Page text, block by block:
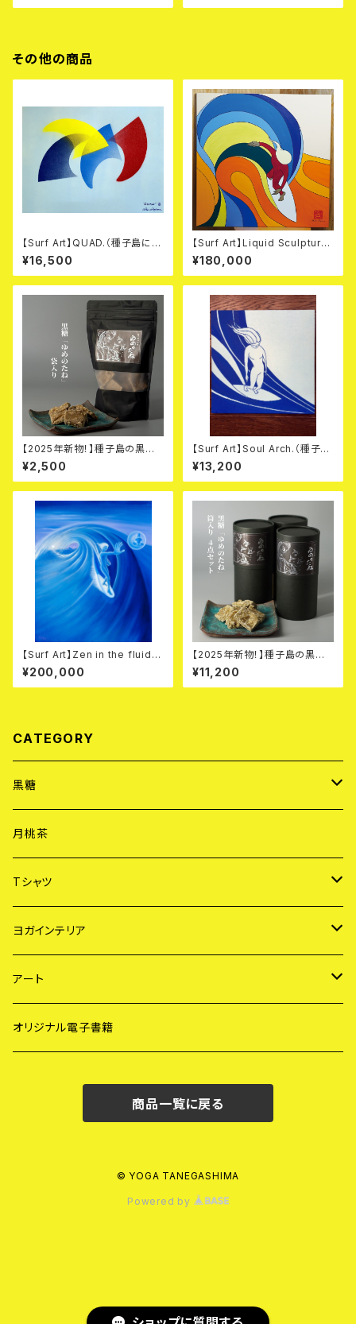
その他の商品
【Surf Art】QUAD.（種子島に送
られてくる）
¥16,500
【Surf Art】Liquid Sculpture
#2
¥180,000
【2025年新物！】種子島の黒糖
「ゆめのたね」完全無農薬 有
機栽培 - 袋入り（200g）
¥2,500
【Surf Art】Soul Arch.（種子島
にあるはず）
¥13,200
【Surf Art】Zen in the fluid 1
（確認＠大阪）
¥200,000
【2025年新物！】種子島の黒糖
「ゆめのたね」 - 筒入り（200g）
「４点セット」
¥11,200
CATEGORY
黒糖
黒糖「雫」
黒糖「ゆめのたね」
月桃茶
Tシャツ
ヨガ Tシャツ
サーフ Tシャツ
ヨガインテリア
サンキャッチャー
ガラス工芸
アート
サーフ・アート
オリジナル電子書籍
商品一覧に戻る
© YOGA TANEGASHIMA
Powered by